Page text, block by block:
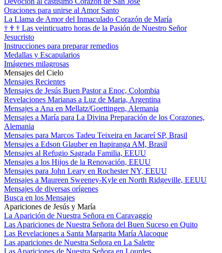
Oraciones para unirse al Amor Santo
La Llama de Amor del Inmaculado Corazón de María
† † † Las veinticuatro horas de la Pasión de Nuestro Señor
Jesucristo
Instrucciones para preparar remedios
Medallas y Escapularios
Imágenes milagrosas
Mensajes del Cielo
Mensajes Recientes
Mensajes de Jesús Buen Pastor a Enoc, Colombia
Revelaciones Marianas a Luz de Maria, Argentina
Mensajes a Ana en Mellatz/Goettingen, Alemania
Mensajes a María para La Divina Preparación de los Corazones,
Alemania
Mensajes para Marcos Tadeu Teixeira en Jacareí SP, Brasil
Mensajes a Edson Glauber en Itapiranga AM, Brasil
Mensajes al Refugio Sagrada Familia, EEUU
Mensajes a los Hijos de la Renovación, EEUU
Mensajes para John Leary en Rochester NY, EEUU
Mensajes a Maureen Sweeney-Kyle en North Ridgeville, EEUU
Mensajes de diversas orígenes
Busca en los Mensajes
Apariciones de Jesús y María
La Aparición de Nuestra Señora en Caravaggio
Las Apariciones de Nuestra Señora del Buen Suceso en Quito
Las Revelaciones a Santa Margarita María Alacoque
Las apariciones de Nuestra Señora en La Salette
Las Apariciones de Nuestra Señora en Lourdes